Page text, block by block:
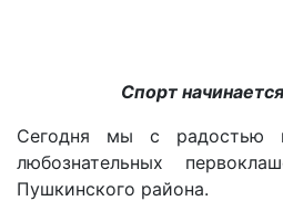
Спорт
️️Сегодня мы с радостью
любознательных
Пушкинского района.